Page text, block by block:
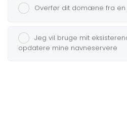
Overfør dit domæne fra
Jeg vil bruge mit
opdatere mine navneservere